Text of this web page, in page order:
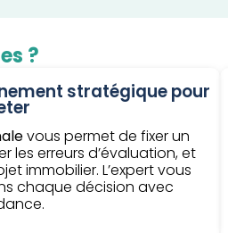
?
stratégique pour
vous permet de fixer un
les erreurs d’évaluation, et
immobilier. L’expert vous
chaque décision avec